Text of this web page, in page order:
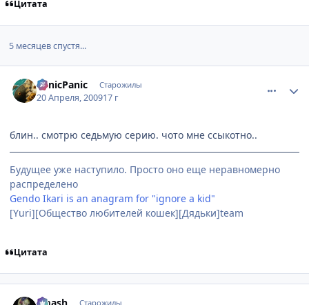
Цитата
5 месяцев спустя...
PanicPanic Старожилы
20 Апреля, 200917 г
блин.. смотрю седьмую серию. чото мне ссыкотно..
Будущее уже наступило. Просто оно еще неравномерно
распределено
Gendo Ikari is an anagram for "ignore a kid"
[Yuri][Общество любителей кошек][Дядьки]team
Цитата
Старожилы